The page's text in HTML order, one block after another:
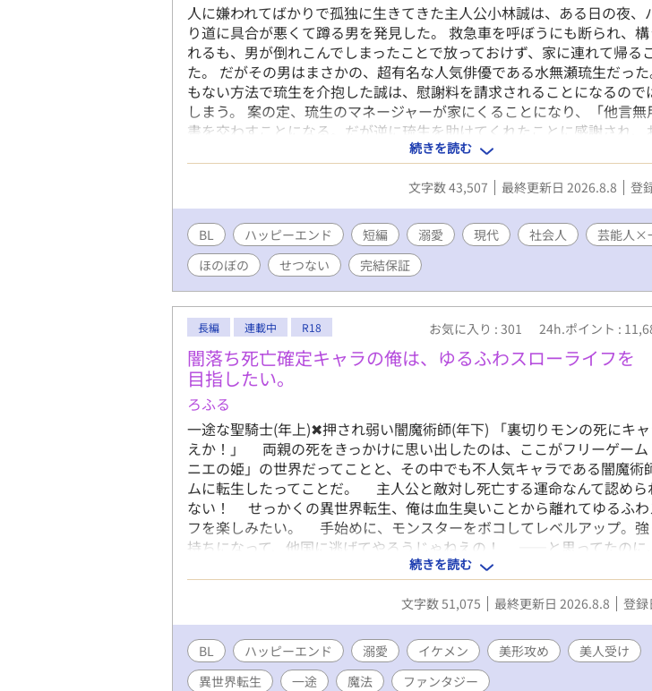
人に嫌われてばかりで孤独に生きてきた主人公小林誠は、ある日の夜、
り道に具合が悪くて蹲る男を発見した。 救急車を呼ぼうにも断られ、
れるも、男が倒れこんでしまったことで放っておけず、家に連れて帰る
た。 だがその男はまさかの、超有名な人気俳優である水無瀬琉生だっ
もない方法で琉生を介抱した誠は、慰謝料を請求されることになるので
しまう。 案の定、琉生のマネージャーが家にくることになり、「他言無
書を交わすことになる。だが逆に琉生を助けてくれたことに感謝され、
切なかった。 もう会うこともないと思っていたが、琉生はまた誠の家を
た。その時の琉生は以前と同じで具合が悪く、またあの方法で助けてほ
てきて―― 超人気俳優×孤独な一般人 ●全14話。最終話まで執筆済み
話ずつ更新します。 ●Rシーンには※あり。 現代BLと三人称の練習で
話ですが、最後までお付き合いいただけると嬉しいです。 よろしくおね
ます。
続きを読む
文字数 43,507 最終更新日 2026.8.8 登
BL ハッピーエンド 短編 溺愛 現代 社会人
芸能人×
ほのぼの
せつない 完結保証
長編 連載中 R18 お気に入り : 301 24h.ポイント :
闇落ち死亡確定キャラの俺は、ゆるふわスローライフを
目指したい。
ろふる
一途な聖騎士(年上)✖︎押され弱い闇魔術師(年下) 「裏切りモンの死にキ
えか！」 両親の死をきっかけに思い出したのは、ここがフリーゲーム
ニエの姫」の世界だってことと、その中でも不人気キャラである闇魔術
ムに転生したってことだ。 主人公と敵対し死亡する運命なんて認めら
ない！ せっかくの異世界転生、俺は血生臭いことから離れてゆるふわ
フを楽しみたい。 手始めに、モンスターをボコしてレベルアップ。
持ちになって、他国に逃げてやろうじゃねえの！ ——と思ってたのに
天敵となる聖騎士アルフェンと出会ってしまい冒険者チームを組むこと
何が奴の琴線に触れたのか懐かれて!? 自分の命が一番大切だったはず
んどん他にも大切な物が増えていってしまう。こうなったら俺の人生を
く豊かにする為にも、最良の未来を掴み取りに行ってやる！ １章２章
(12:10)になります。日曜日は２話投稿です。 R-18展開は主人公達が大人
らになります。 ※「ムーンライトノベルズ」にて同時掲載中です。
続きを読む
文字数 51,075 最終更新日 2026.8.8 登録
BL ハッピーエンド 溺愛 イケメン 美形攻め
美人受け
異世界転生
一途 魔法 ファンタジー